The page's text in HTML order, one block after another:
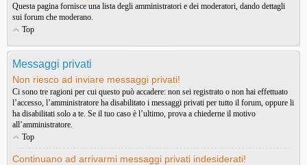
Questa pagina fornisce una lista degli amministratori e dei moderatori, dando dettagli
sui forum che moderano.
Top
Messaggi privati
Non riesco ad inviare messaggi privati!
Ci sono tre ragioni per cui questo può accadere: non sei registrato o non hai effettuato
l’accesso, l’amministratore ha disabilitato i messaggi privati per tutto il forum, oppure li
ha disabilitati solo a te. Se il tuo caso è l’ultimo, prova a chiederne il motivo
all’amministratore.
Top
Continuano ad arrivarmi messaggi privati indesiderati!